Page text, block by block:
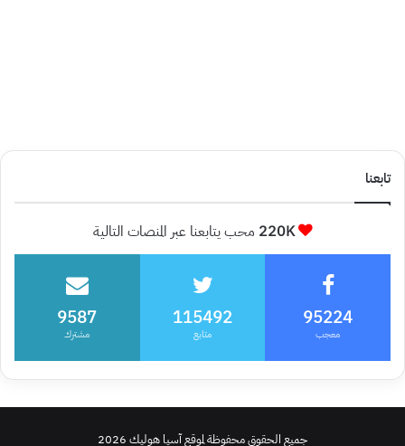
تابعنا
220K محب يتابعنا عبر المنصات التالية
95224
معجب
115492
متابع
9587
مشترك
جميع الحقوق محفوظة لموقع آسيا هوليك 2026